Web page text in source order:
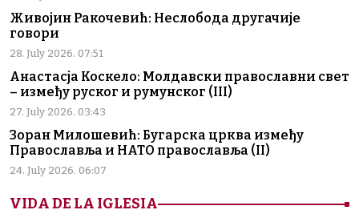
Живојин Ракочевић: Неслобода другачије
говори
28. July 2026. 07:51
Анастасја Коскело: Молдавски православни свет
– између руског и румунског (III)
27. July 2026. 03:43
Зоран Милошевић: Бугарска црква између
Православља и НАТО православља (II)
24. July 2026. 06:07
VIDA DE LA IGLESIA